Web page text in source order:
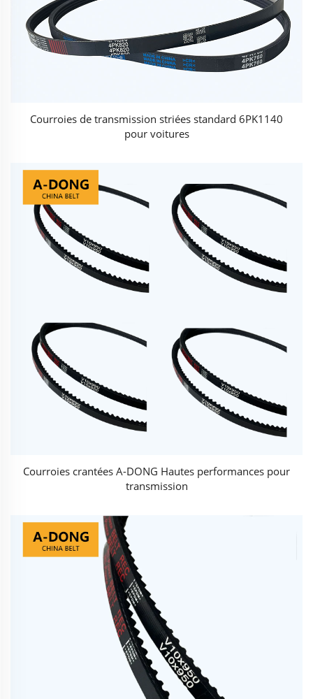
Courroies de transmission striées standard 6PK1140
pour voitures
Courroies crantées A-DONG Hautes performances pour
transmission